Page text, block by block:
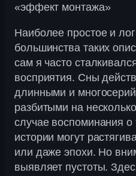
«эффект монтажа»
Наиболее простое и
большинства таких
сам я часто
восприятия. Сны
длинными и
разбитыми на
случае воспоминания о
истории могут
или даже эпохи. Но
выявляет пустоты.